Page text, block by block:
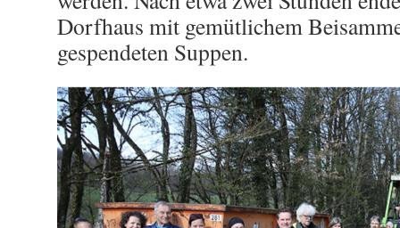
Dorfhaus mit gemütlichem
gespendeten Suppen.